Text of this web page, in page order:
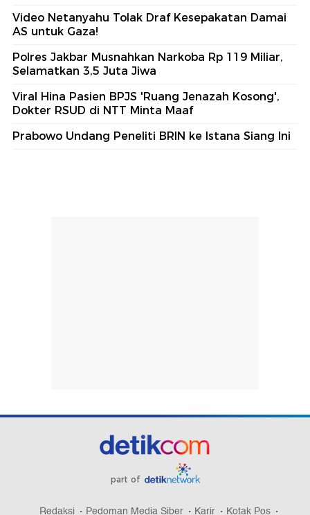
Video Netanyahu Tolak Draf Kesepakatan Damai
AS untuk Gaza!
Polres Jakbar Musnahkan Narkoba Rp 119 Miliar,
Selamatkan 3,5 Juta Jiwa
Viral Hina Pasien BPJS 'Ruang Jenazah Kosong',
Dokter RSUD di NTT Minta Maaf
Prabowo Undang Peneliti BRIN ke Istana Siang Ini
part of
Redaksi Pedoman Media Siber Karir Kotak Pos